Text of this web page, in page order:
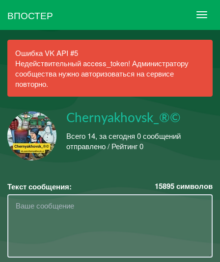
ВПОСТЕР
Ошибка VK API #5
Недействительный access_token! Администратору
сообщества нужно авторизоваться на сервисе
повторно.
Chernyakhovsk_®©
Всего 14, за сегодня 0 сообщений
отправлено / Рейтинг 0
Текст сообщения: 15895символов